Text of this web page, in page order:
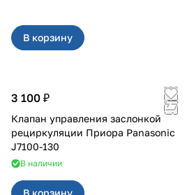
В корзину
3 100 ₽
Клапан управления заслонкой
рециркуляции Приора Panasonic
J7100-130
В наличии
В корзину